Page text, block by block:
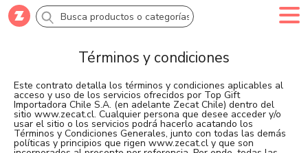
Comprar Crea tu cuenta Ingresa
Categorías
Novedades
Términos y condiciones
Este contrato detalla los términos y condiciones aplicables al
acceso y uso de los servicios ofrecidos por Top Gift
Importadora Chile S.A. (en adelante Zecat Chile) dentro del
sitio www.zecat.cl. Cualquier persona que desee acceder y/o
usar el sitio o los servicios podrá hacerlo acatando los
Términos y Condiciones Generales, junto con todas las demás
políticas y principios que rigen www.zecat.cl y que son